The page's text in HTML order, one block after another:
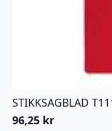
STIKKSAGBLAD
96,25 kr